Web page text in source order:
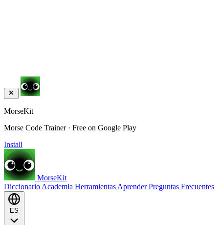
MorseKit
Morse Code Trainer · Free on Google Play
Install
MorseKit
Diccionario Academia Herramientas AprenderPreguntas Frecuentes